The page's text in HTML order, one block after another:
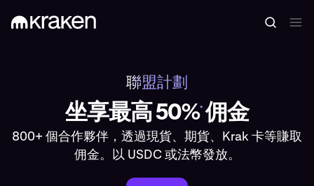
聯盟計劃
坐享最高 50%*佣金
800+ 個合作夥伴，透過現貨、期貨、Krak 卡等賺取
佣金。以 USDC 或法幣發放。